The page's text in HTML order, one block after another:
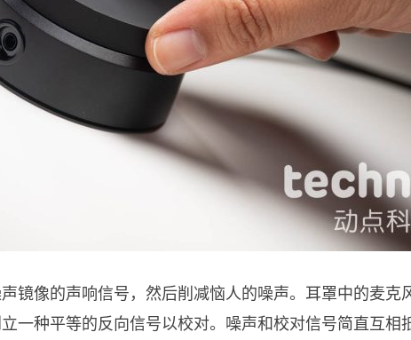
镜像的声响信号，然后削减恼人的噪声。耳罩中的麦克
一种平等的反向信号以校对。噪声和校对信号简直互相